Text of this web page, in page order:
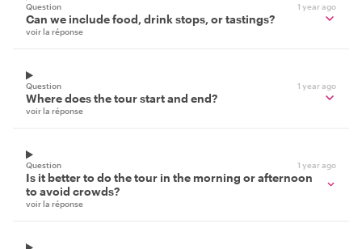
Question 1 year ago
Can we include food, drink stops, or tastings?
voir la réponse
Question 1 year ago
Where does the tour start and end?
voir la réponse
Question 1 year ago
Is it better to do the tour in the morning or afternoon
to avoid crowds?
voir la réponse